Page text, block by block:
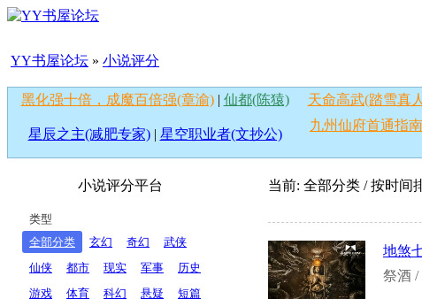
YY书屋论坛 » 小说评分
黑化强十倍，成魔百倍强(章渝)| 仙都(陈猿) 天命高武(踏雪真
星辰之主(减肥专家)| 星空职业者(文抄公)
九州仙府首通指
小说评分平台
类型
全部分类
玄幻 奇幻
武侠
仙侠
都市 现实 军事
历史
游戏
体育 科幻 悬疑
短篇
当前: 全部分类 / 按时间
地煞
祭酒 /